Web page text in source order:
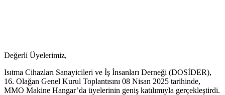
Değerli Üyelerimiz,
Isıtma Cihazları Sanayicileri ve İş İnsanları Derneği (DOSİDER),
16. Olağan Genel Kurul Toplantısını 08 Nisan 2025 tarihinde,
MMO Makine Hangar’da üyelerinin geniş katılımıyla gerçekleştirdi.